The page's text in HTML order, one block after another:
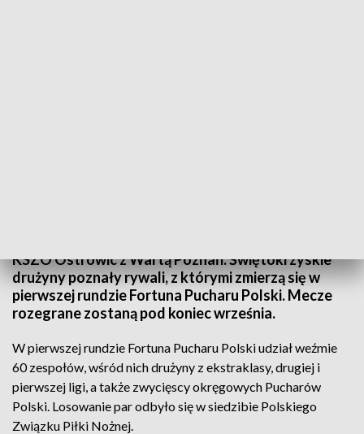
KSZO Ostrowic z Wartą Poznań. Świętokrzyskie
drużyny poznały rywali, z którymi zmierzą się w
pierwszej rundzie Fortuna Pucharu Polski. Mecze
rozegrane zostaną pod koniec września.
W pierwszej rundzie Fortuna Pucharu Polski udział weźmie
60 zespołów, wśród nich drużyny z ekstraklasy, drugiej i
pierwszej ligi, a także zwycięscy okręgowych Pucharów
Polski. Losowanie par odbyło się w siedzibie Polskiego
Związku Piłki Nożnej.